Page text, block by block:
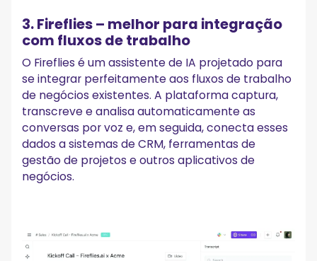
3. Fireflies – melhor para integração
com fluxos de trabalho
O Fireflies é um assistente de IA projetado para
se integrar perfeitamente aos fluxos de trabalho
de negócios existentes. A plataforma captura,
transcreve e analisa automaticamente as
conversas por voz e, em seguida, conecta esses
dados a sistemas de CRM, ferramentas de
gestão de projetos e outros aplicativos de
negócios.